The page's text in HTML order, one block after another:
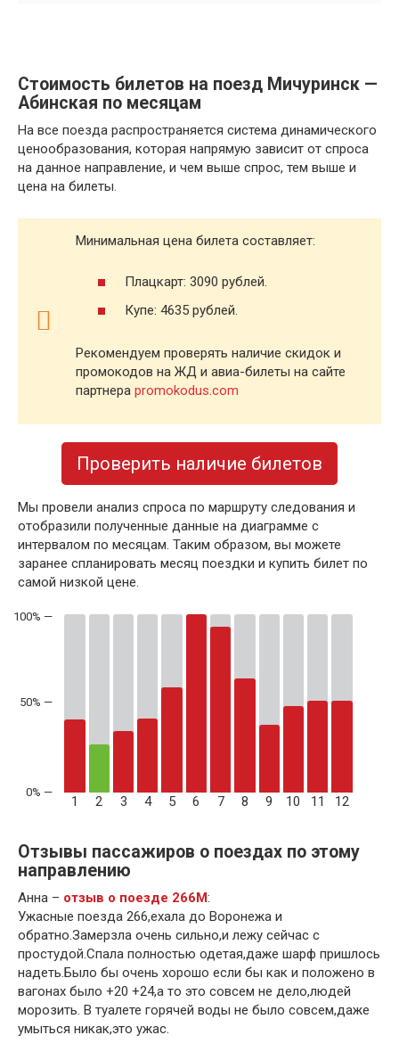
Стоимость билетов на поезд Мичуринск —
Абинская по месяцам
На все поезда распространяется система динамического
ценообразования, которая напрямую зависит от спроса
на данное направление, и чем выше спрос, тем выше и
цена на билеты.
Минимальная цена билета составляет:
Плацкарт: 3090 рублей.
Купе: 4635 рублей.
Рекомендуем проверять наличие скидок и
промокодов на ЖД и авиа-билеты на сайте
партнера promokodus.com
Проверить наличие билетов
Мы провели анализ спроса по маршруту следования и
отобразили полученные данные на диаграмме с
интервалом по месяцам. Таким образом, вы можете
заранее спланировать месяц поездки и купить билет по
самой низкой цене.
50% —
1 2 3 4 5 6 7 8 9 10 11 12
Отзывы пассажиров о поездах по этому
направлению
Анна – отзыв о поезде 266М:
Ужасные поезда 266,ехала до Воронежа и
обратно.Замерзла очень сильно,и лежу сейчас с
простудой.Спала полностью одетая,даже шарф пришлось
надеть.Было бы очень хорошо если бы как и положено в
вагонах было +20 +24,а то это совсем не дело,людей
морозить. В туалете горячей воды не было совсем,даже
умыться никак,это ужас.